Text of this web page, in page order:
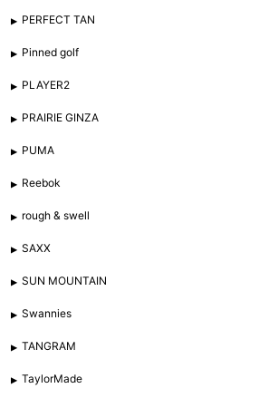
PERFECT TAN
Pinned golf
PLAYER2
PRAIRIE GINZA
PUMA
Reebok
rough & swell
SAXX
SUN MOUNTAIN
Swannies
TANGRAM
TaylorMade